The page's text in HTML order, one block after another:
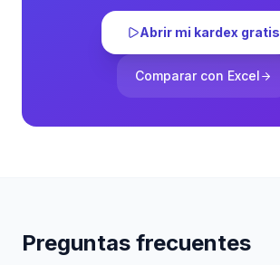
Abrir mi kardex gratis
Comparar con Excel
Preguntas frecuentes